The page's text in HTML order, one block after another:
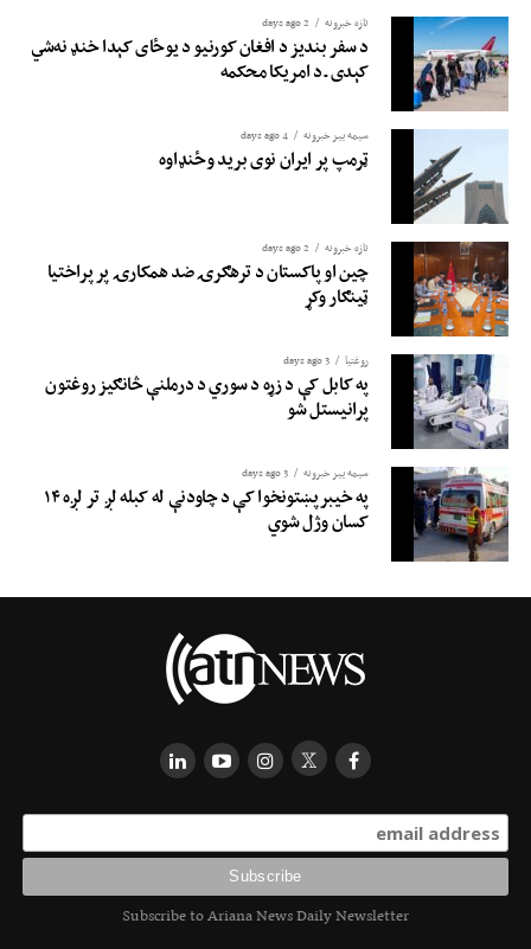
تازه خبرونه 2 days ago
د سفر بندیز د افغان کورنیو د یوځای کېدا خنډ نه‌شي
کېدی ـ د امریکا محکمه
سیمه ییز خبرونه 4 days ago
ټرمپ پر ایران نوی برید وځنډاوه
تازه خبرونه 2 days ago
چین او پاکستان د ترهګرۍ ضد همکارۍ پر پراختیا
ټینګار وکړ
روغتيا 3 days ago
په کابل کې د زړه د سوري د درملنې څانګیز روغتون
پرانیستل شو
سیمه ییز خبرونه 3 days ago
په خیبرپښتونخوا کې د چاودنې له کبله لږ تر لږه ۱۴
کسان وژل شوي
Subscribe to Ariana News Daily Newsletter